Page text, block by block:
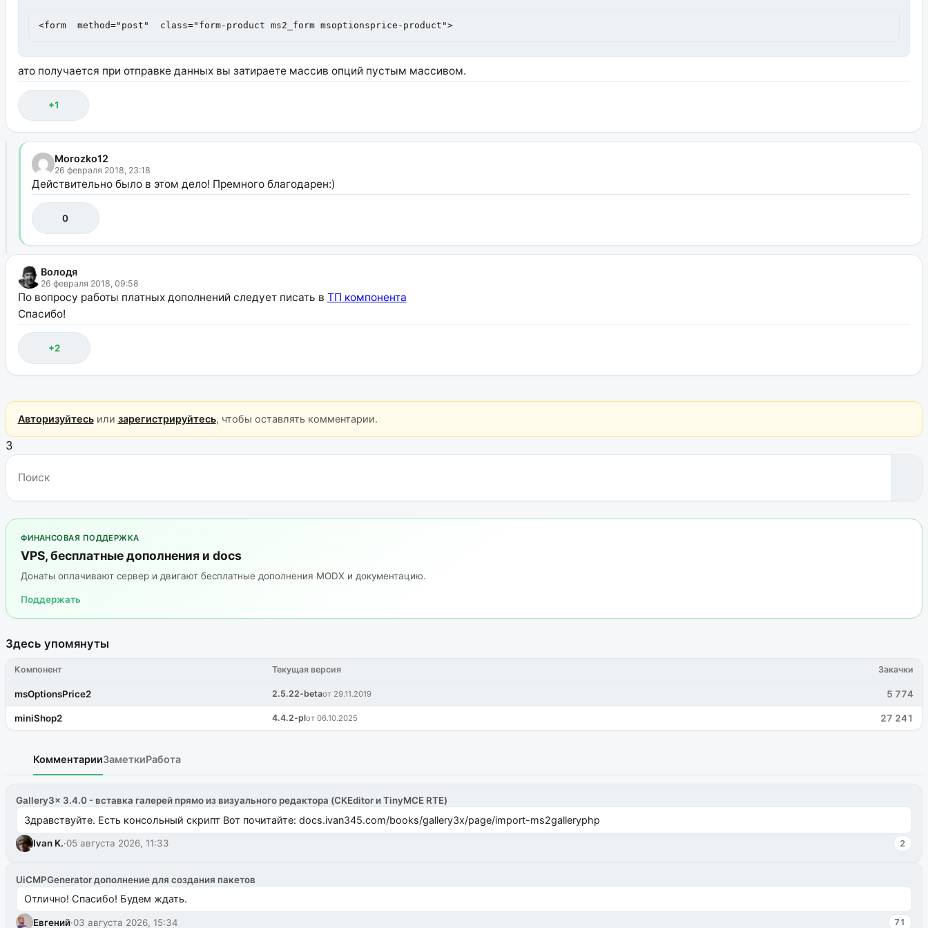
<form  method="post"  class="form-product ms2_form msoptionsprice-product">
ато получается при отправке данных вы затираете массив опций пустым массивом.
+1
Morozko12
26 февраля 2018, 23:18
Действительно было в этом дело! Премного благодарен:)
0
Володя
26 февраля 2018, 09:58
По вопросу работы платных дополнений следует писать в ТП компонента
Спасибо!
+2
Авторизуйтесьили зарегистрируйтесь, чтобы оставлять комментарии.
3
ФИНАНСОВАЯ ПОДДЕРЖКА
VPS, бесплатные дополнения и docs
Донаты оплачивают сервер и двигают бесплатные дополнения MODX и документацию.
Поддержать
Здесь упомянуты
Компонент Текущая версия Закачки
msOptionsPrice2 2.5.22-betaот 29.11.2019 5 774
miniShop2 4.4.2-plот 06.10.2025 27 241
КомментарииЗаметкиРабота
Gallery3x 3.4.0 - вставка галерей прямо из визуального редактора (CKEditor и TinyMCE RTE)
Здравствуйте. Есть консольный скрипт Вот почитайте: docs.ivan345.com/books/gallery3x/page/import-ms2galleryphp
Ivan K.·05 августа 2026, 11:33 2
UiCMPGenerator дополнение для создания пакетов
Отлично! Спасибо! Будем ждать.
Евгений·03 августа 2026, 15:34 71